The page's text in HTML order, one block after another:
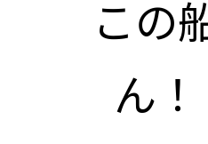
この
ん！